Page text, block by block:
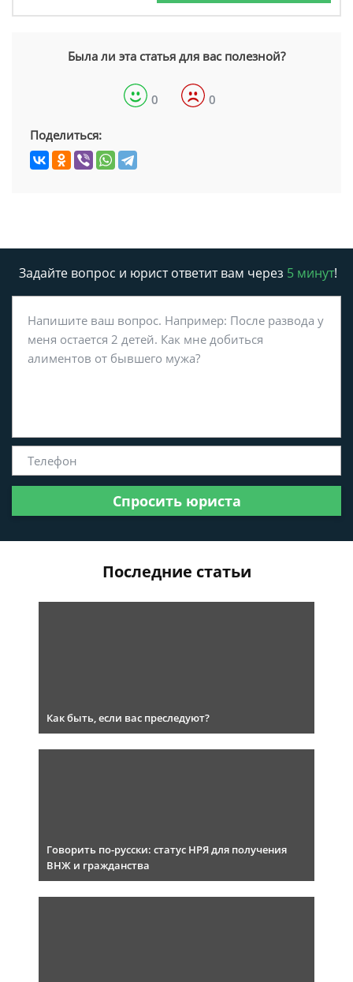
Была ли эта статья для вас полезной?
0 0
Поделиться:
Задайте вопрос и юрист ответит вам через 5 минут!
Спросить юриста
Последние статьи
Как быть, если вас преследуют?
Говорить по-русски: статус НРЯ для получения
ВНЖ и гражданства